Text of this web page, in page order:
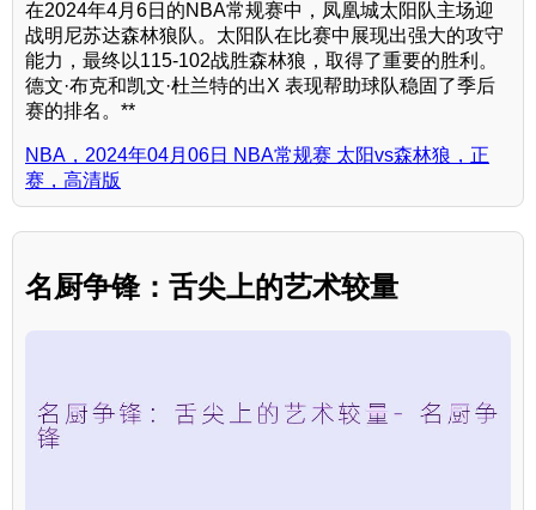
在2024年4月6日的NBA常规赛中，凤凰城太阳队主场迎
战明尼苏达森林狼队。太阳队在比赛中展现出强大的攻守
能力，最终以115-102战胜森林狼，取得了重要的胜利。
德文·布克和凯文·杜兰特的出X 表现帮助球队稳固了季后
赛的排名。**
NBA，2024年04月06日 NBA常规赛 太阳vs森林狼，正
赛，高清版
名厨争锋：舌尖上的艺术较量